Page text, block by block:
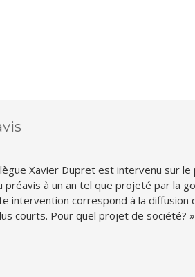
Xavier Dupret est intervenu sur
à un an tel que projeté par la
intervention correspond à la diffusion
courts. Pour quel projet de société? »